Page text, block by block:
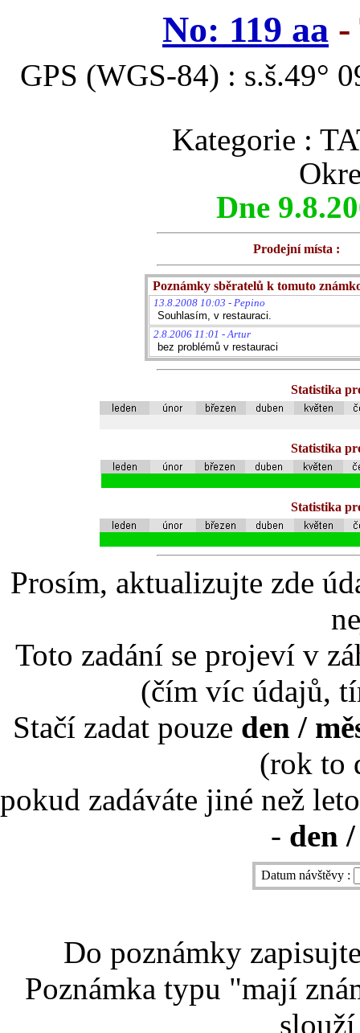
No: 119 aa -
GPS (WGS-84) : s.š.49°
Kategorie :
Dne
Prodejní místa :
Poznámky sběratelů k tomuto
13.8.2008 10:03 - Pepino
Souhlasím, v restauraci.
2.8.2006 11:01 - Artur
bez problémů v restauraci
Statistika
Statistika
Statistika
Prosím, aktualizujte zde
Toto zadání se projeví v
(čím víc údajů,
Stačí zadat pouze den /
(rok to
pokud zadáváte jiné než
- den
Datum návštěvy :
Do poznámky
Poznámka typu "mají